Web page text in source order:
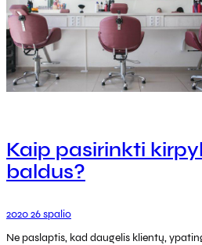
Kaip pasirinkti
baldus?
2020 26 spalio
Ne paslaptis, kad daugelis klientų,